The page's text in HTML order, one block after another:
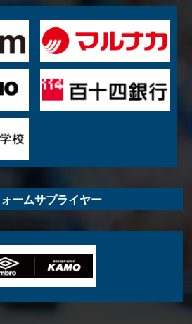
ームサプライヤー